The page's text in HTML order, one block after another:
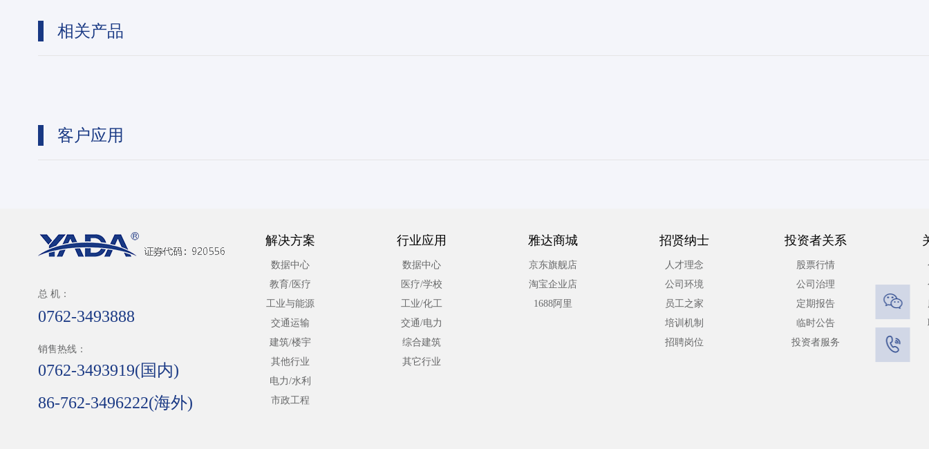


相关产品
客户应用
总 机：
0762-3493888
销售热线：
0762-3493919(国内)
86-762-3496222(海外)
解决方案
数据中心
教育/医疗
工业与能源
交通运输
建筑/楼宇
其他行业
电力/水利
市政工程
行业应用
数据中心
医疗/学校
工业/化工
交通/电力
综合建筑
其它行业
雅达商城
京东旗舰店
淘宝企业店
1688阿里
招贤纳士
人才理念
公司环境
员工之家
培训机制
招聘岗位
投资者关系
股票行情
公司治理
定期报告
临时公告
投资者服务